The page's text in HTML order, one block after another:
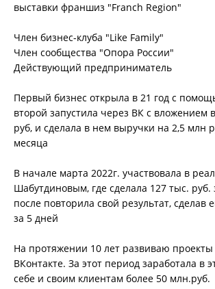
выставки франшиз "Franch Region"
Член бизнес-клуба "Like Family"
Член сообщества "Опора России"
Действующий предприниматель
Первый бизнес открыла в 21 год с
второй запустила через ВК с вложением
руб, и сделала в нем выручки на 2,5 млн
месяца
В начале марта 2022г. участвовала в
Шабутдиновым, где сделала 127 тыс. руб.
после повторила свой результат, сделав
за 5 дней
На протяжении 10 лет развиваю
ВКонтакте. За этот период заработала в
себе и своим клиентам более 50 млн.руб.